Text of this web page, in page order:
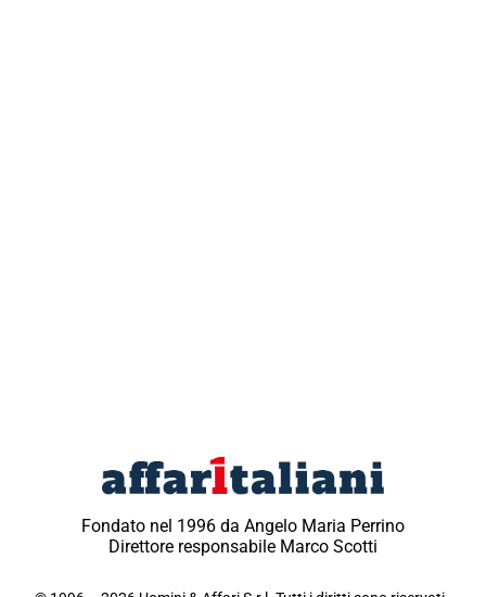
Fondato nel 1996 da Angelo Maria Perrino
Direttore responsabile Marco Scotti